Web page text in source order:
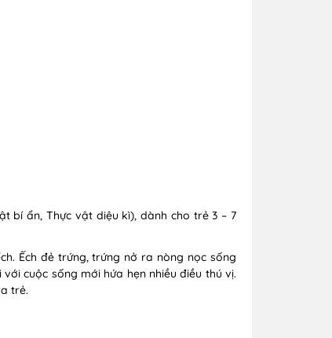
bí ẩn, Thực vật diệu kì), dành cho trẻ 3 – 7
Ếch đẻ trứng, trứng nở ra nòng nọc sống
cuộc sống mới hứa hẹn nhiều điều thú vị.
trẻ.